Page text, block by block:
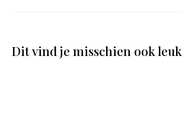
Dit vind je misschien ook leuk